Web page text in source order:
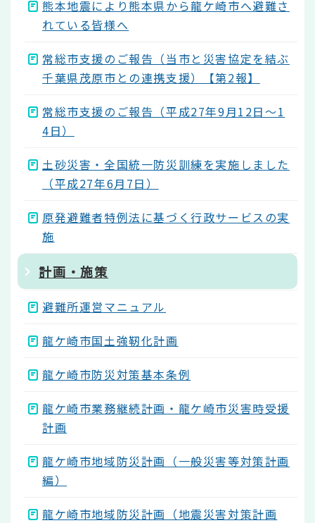
熊本地震により熊本県から龍ケ崎市へ避難さ
れている皆様へ
常総市支援のご報告（当市と災害協定を結ぶ
千葉県茂原市との連携支援）【第2報】
常総市支援のご報告（平成27年9月12日～1
4日）
土砂災害・全国統一防災訓練を実施しました
（平成27年6月7日）
原発避難者特例法に基づく行政サービスの実
施
計画・施策
避難所運営マニュアル
龍ケ崎市国土強靭化計画
龍ケ崎市防災対策基本条例
龍ケ崎市業務継続計画・龍ケ崎市災害時受援
計画
龍ケ崎市地域防災計画（一般災害等対策計画
編）
龍ケ崎市地域防災計画（地震災害対策計画